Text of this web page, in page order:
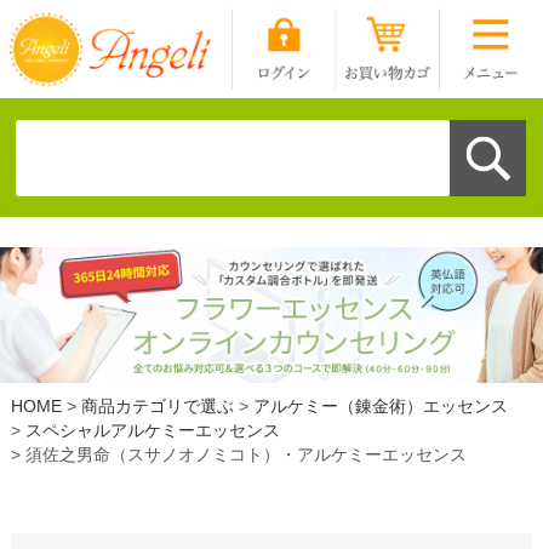
HOME 商品カテゴリで選ぶ
アルケミー（錬金術）エッセンス
スペシャルアルケミーエッセンス
須佐之男命（スサノオノミコト）・アルケミーエッセンス